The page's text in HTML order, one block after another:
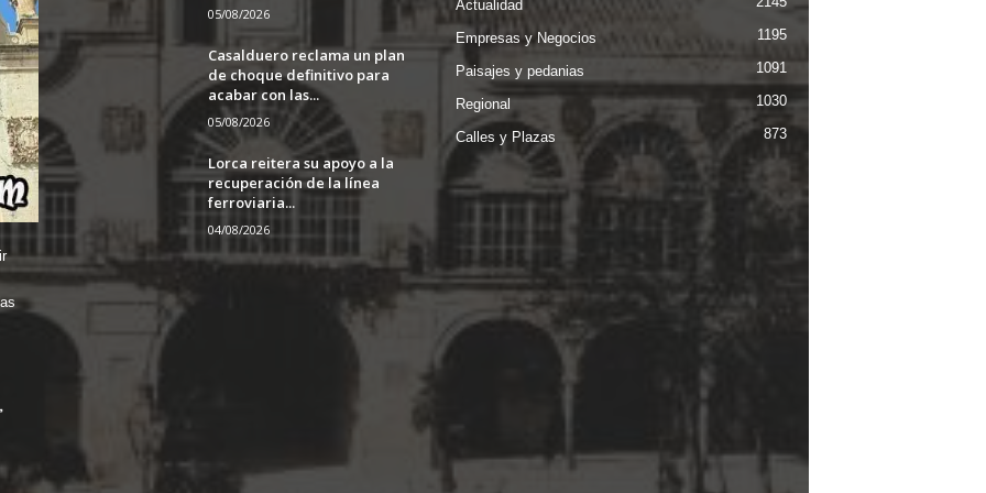
05/08/2026
Casalduero reclama un plan
de choque definitivo para
acabar con las...
05/08/2026
Lorca reitera su apoyo a la
recuperación de la línea
ferroviaria...
04/08/2026
Actualidad
Empresas y Negocios 1195
Paisajes y pedanias 1091
Regional 1030
Calles y Plazas 873